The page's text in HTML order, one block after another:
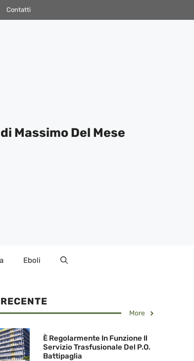
Contatti
Massimo Del Mese
Eboli
More
È Regolarmente In Funzione Il
Servizio Trasfusionale Del P.O.
Battipaglia